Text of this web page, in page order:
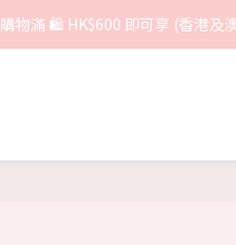
購物滿 🛍 HK$600 即可享 (香港及